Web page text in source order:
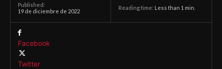
Published:
19 de diciembre de 2022
Reading time: Less than 1 min.
Facebook
Twitter